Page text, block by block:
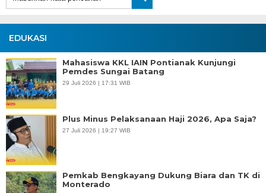
EDUKASI
Mahasiswa KKL IAIN Pontianak Kunjungi
Pemdes Sungai Batang
29 Juli 2026 | 17:31 WIB
Plus Minus Pelaksanaan Haji 2026, Apa Saja?
27 Juli 2026 | 19:27 WIB
Pemkab Bengkayang Dukung Biara dan TK di
Monterado